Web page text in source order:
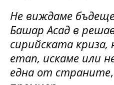
Не виждаме
Башар Асад в
сирийската криза,
етап, искаме или
една от страните